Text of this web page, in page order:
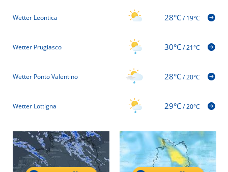
Wetter Leontica 28°C/19°C
Wetter Prugiasco 30°C/21°C
Wetter Ponto Valentino 28°C/20°C
Wetter Lottigna 29°C/20°C